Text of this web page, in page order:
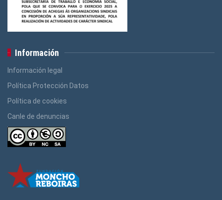
Información
Información legal
Política Protección Datos
Política de cookies
Canle de denuncias